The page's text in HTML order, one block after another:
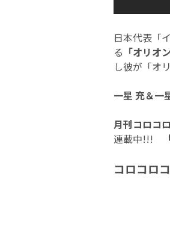
日本代表「
る 「オリオ
し彼が「オ
一星 充＆一
月刊コロコ
連載中!!!
コロコロ